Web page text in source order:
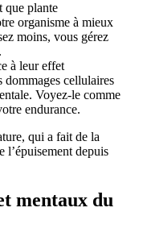
que plante
organisme à mieux
moins, vous gérez
à leur effet
dommages cellulaires
Voyez-le comme
endurance.
qui a fait de la
l’épuisement depuis
mentaux du